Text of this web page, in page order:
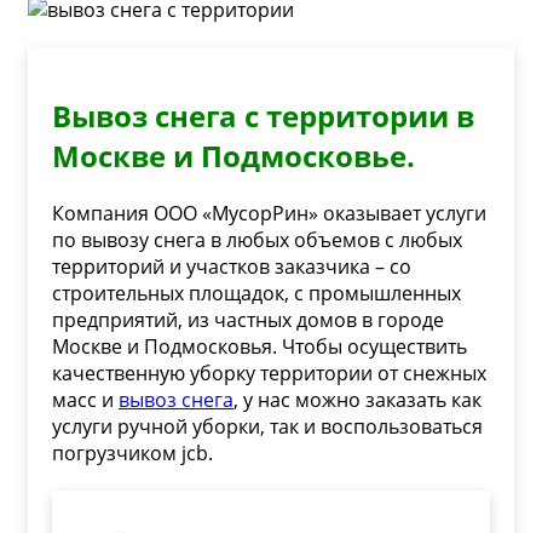
Вывоз снега с территории в
Москве и Подмосковье.
Компания ООО «МусорРин» оказывает услуги
по вывозу снега в любых объемов с любых
территорий и участков заказчика – со
строительных площадок, с промышленных
предприятий, из частных домов в городе
Москве и Подмосковья. Чтобы осуществить
качественную уборку территории от снежных
масс и вывоз снега, у нас можно заказать как
услуги ручной уборки, так и воспользоваться
погрузчиком jcb.